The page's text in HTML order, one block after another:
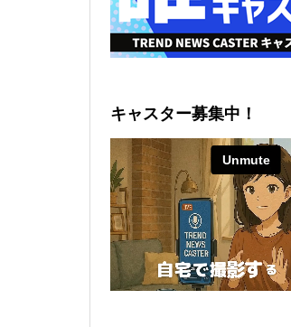
キャスター募集中！